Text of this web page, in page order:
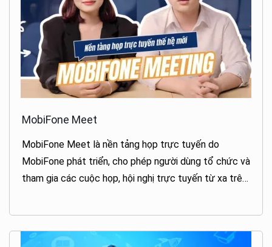
MobiFone Meet
MobiFone Meet là nền tảng họp trực tuyến do
MobiFone phát triển, cho phép người dùng tổ chức và
tham gia các cuộc họp, hội nghị trực tuyến từ xa trên